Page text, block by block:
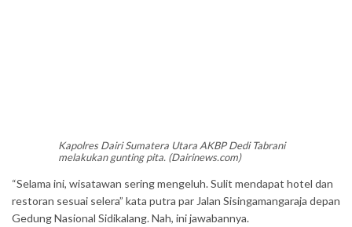
Kapolres Dairi Sumatera Utara AKBP Dedi Tabrani
melakukan gunting pita. (Dairinews.com)
“Selama ini, wisatawan sering mengeluh. Sulit mendapat hotel dan
restoran sesuai selera” kata putra par Jalan Sisingamangaraja depan
Gedung Nasional Sidikalang. Nah, ini jawabannya.